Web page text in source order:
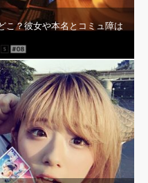
こ？彼女や本名とコミュ障は